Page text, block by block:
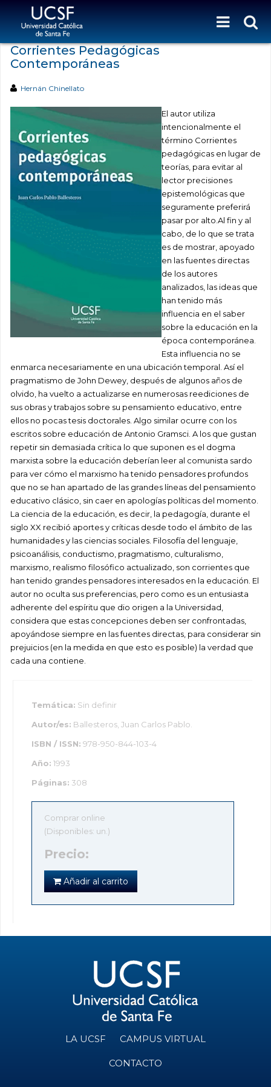
Corrientes Pedagógicas
Contemporáneas
Hernán Chinellato
El autor utiliza
intencionalmente el
término Corrientes
pedagógicas en lugar de
teorías, para evitar al
lector precisiones
epistemológicas que
seguramente preferirá
pasar por alto. Al fin y al
cabo, de lo que se trata
es de mostrar, apoyado
en las fuentes directas
de los autores
analizados, las ideas que
han tenido más
influencia en el saber
sobre la educación en la
época contemporánea.
Esta influencia no se
enmarca necesariamente en una ubicación temporal. Así el
pragmatismo de John Dewey, después de algunos años de
olvido, ha vuelto a actualizarse en numerosas reediciones de
sus obras y trabajos sobre su pensamiento educativo, entre
ellos no pocas tesis doctorales. Algo similar ocurre con los
escritos sobre educación de Antonio Gramsci. A los que gustan
repetir sin demasiada crítica lo que suponen es el dogma
marxista sobre la educación deberían leer al comunista sardo
para ver cómo el marxismo ha tenido pensadores profundos
que no se han apartado de las grandes líneas del pensamiento
educativo clásico, sin caer en apologías políticas del momento.
La ciencia de la educación, es decir, la pedagogía, durante el
siglo XX recibió aportes y críticas desde todo el ámbito de las
humanidades y las ciencias sociales. Filosofía del lenguaje,
psicoanálisis, conductismo, pragmatismo, culturalismo,
marxismo, realismo filosófico actualizado, son corrientes que
han tenido grandes pensadores interesados en la educación. El
autor no oculta sus preferencias, pero como es un entusiasta
adherente del espíritu que dio origen a la Universidad,
considera que estas concepciones deben ser confrontadas,
apoyándose siempre en las fuentes directas, para considerar sin
prejuicios (en la medida en que esto es posible) la verdad que
cada una contiene.
Temática: Sin definir
Autor/es: Ballesteros, Juan Carlos Pablo.
ISBN / ISSN: 978-950-844-103-4
Año: 1993
Páginas: 308
Comprar online
(Disponibles: un.)
Precio:
Añadir al carrito
LA UCSF CAMPUS VIRTUAL
CONTACTO